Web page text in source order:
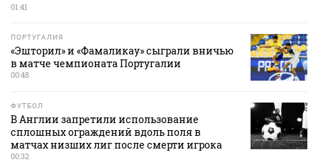
01:41
ПОРТУГАЛИЯ
«Эшторил» и «Фамаликау» сыграли вничью
в матче чемпионата Португалии
00:48
ФУТБОЛ
В Англии запретили использование
сплошных ограждений вдоль поля в
матчах низших лиг после смерти игрока
00:32